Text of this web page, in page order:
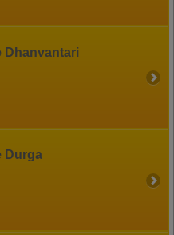
Dhanvantari
Durga